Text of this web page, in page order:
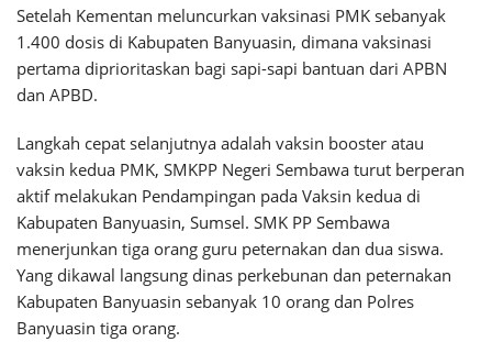
Setelah Kementan meluncurkan vaksinasi PMK sebanyak
1.400 dosis di Kabupaten Banyuasin, dimana vaksinasi
pertama diprioritaskan bagi sapi-sapi bantuan dari APBN
dan APBD.
Langkah cepat selanjutnya adalah vaksin booster atau
vaksin kedua PMK, SMKPP Negeri Sembawa turut berperan
aktif melakukan Pendampingan pada Vaksin kedua di
Kabupaten Banyuasin, Sumsel. SMK PP Sembawa
menerjunkan tiga orang guru peternakan dan dua siswa.
Yang dikawal langsung dinas perkebunan dan peternakan
Kabupaten Banyuasin sebanyak 10 orang dan Polres
Banyuasin tiga orang.